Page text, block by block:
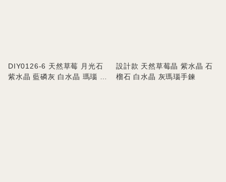
DIY0126-6 天然草莓 月光石
紫水晶 藍磷灰 白水晶 瑪瑙 虎
設計款 天然草莓晶 紫水晶 石
榴石 白水晶 灰瑪瑙手鍊